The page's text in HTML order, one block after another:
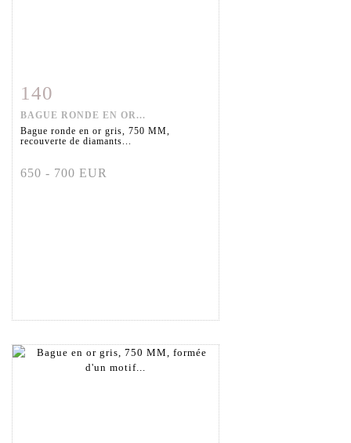
Fiche détaillée
140
BAGUE RONDE EN OR...
Bague ronde en or gris, 750 MM,
recouverte de diamants...
650 - 700 EUR